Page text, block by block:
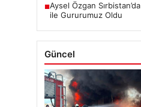
■Aysel Özgan
ile Gururumuz Oldu
Güncel